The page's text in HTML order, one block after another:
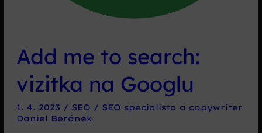
Add me to search:
vizitka na Googlu
1. 4. 2023 / SEO / SEO specialista a copywriter
Daniel Beránek